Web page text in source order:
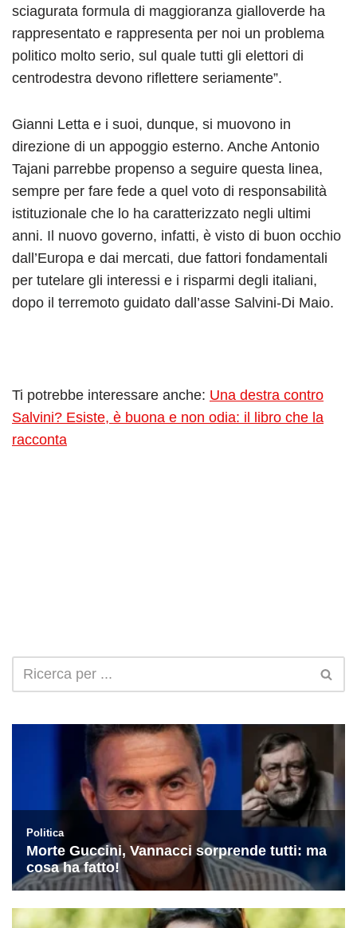
sciagurata formula di maggioranza gialloverde ha
rappresentato e rappresenta per noi un problema
politico molto serio, sul quale tutti gli elettori di
centrodestra devono riflettere seriamente”.
Gianni Letta e i suoi, dunque, si muovono in
direzione di un appoggio esterno. Anche Antonio
Tajani parrebbe propenso a seguire questa linea,
sempre per fare fede a quel voto di responsabilità
istituzionale che lo ha caratterizzato negli ultimi
anni. Il nuovo governo, infatti, è visto di buon occhio
dall’Europa e dai mercati, due fattori fondamentali
per tutelare gli interessi e i risparmi degli italiani,
dopo il terremoto guidato dall’asse Salvini-Di Maio.
Ti potrebbe interessare anche: Una destra contro
Salvini? Esiste, è buona e non odia: il libro che la
racconta